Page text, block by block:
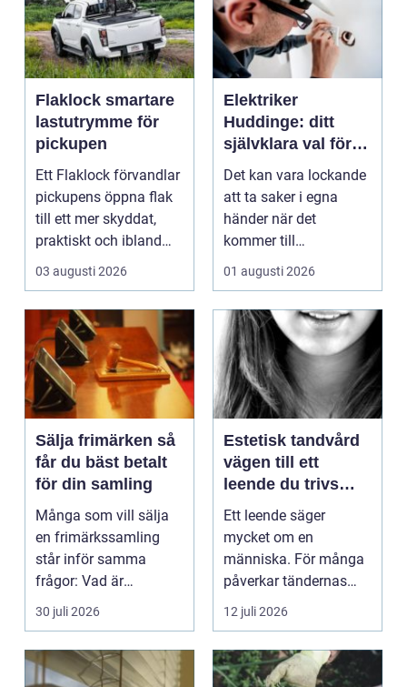
Flaklock smartare
lastutrymme för
pickupen
Ett Flaklock förvandlar
pickupens öppna flak
till ett mer skyddat,
praktiskt och ibland
också mer br...
03 augusti 2026
Elektriker
Huddinge: ditt
självklara val för
säker elinstallation
Det kan vara lockande
att ta saker i egna
händer när det
kommer till
hemförbättr...
01 augusti 2026
Sälja frimärken så
får du bäst betalt
för din samling
Många som vill sälja
en frimärkssamling
står inför samma
frågor: Vad är
samlingen värd? Var
30 juli 2026
Estetisk tandvård
vägen till ett
leende du trivs
med
Ett leende säger
mycket om en
människa. För många
påverkar tändernas
utseende både
12 juli 2026